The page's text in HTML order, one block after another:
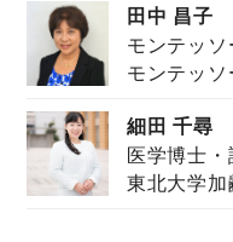
田中 昌子
モンテッ
ズハウス
モンテッ
細田 千尋
医学博士
東北大学